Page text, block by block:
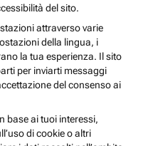
del sito.
attraverso varie
della lingua, i
la tua esperienza. Il sito
per inviarti messaggi
del consenso ai
base ai tuoi interessi,
di cookie o altri